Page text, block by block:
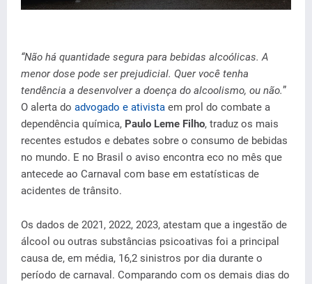
“Não há quantidade segura para bebidas alcoólicas. A
menor dose pode ser prejudicial. Quer você tenha
tendência a desenvolver a doença do alcoolismo, ou não.”
O alerta do advogado e ativista em prol do combate a
dependência química, Paulo Leme Filho, traduz os mais
recentes estudos e debates sobre o consumo de bebidas
no mundo. E no Brasil o aviso encontra eco no mês que
antecede ao Carnaval com base em estatísticas de
acidentes de trânsito.
Os dados de 2021, 2022, 2023, atestam que a ingestão de
álcool ou outras substâncias psicoativas foi a principal
causa de, em média, 16,2 sinistros por dia durante o
período de carnaval. Comparando com os demais dias do